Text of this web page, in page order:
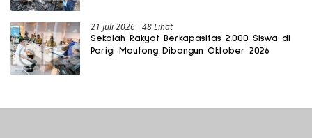
21 Juli 2026 48 Lihat
Sekolah Rakyat Berkapasitas 2.000 Siswa di
Parigi Moutong Dibangun Oktober 2026